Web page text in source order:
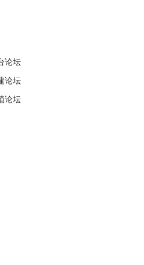
论坛
论坛
论坛